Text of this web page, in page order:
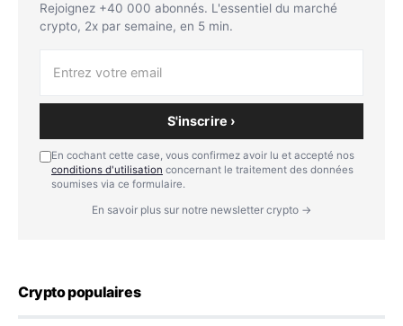
Rejoignez +40 000 abonnés. L'essentiel du marché
crypto, 2x par semaine, en 5 min.
S'inscrire ›
En cochant cette case, vous confirmez avoir lu et accepté nos
conditions d'utilisation concernant le traitement des données
soumises via ce formulaire.
En savoir plus sur notre newsletter crypto →
Crypto populaires